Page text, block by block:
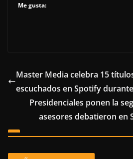
Me gusta:
Master Media celebra 15
escuchados en Spotify
Presidenciales ponen la
asesores debatieron en